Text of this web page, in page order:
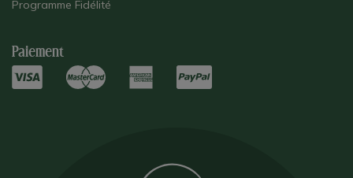
Programme Fidélité
Paiement